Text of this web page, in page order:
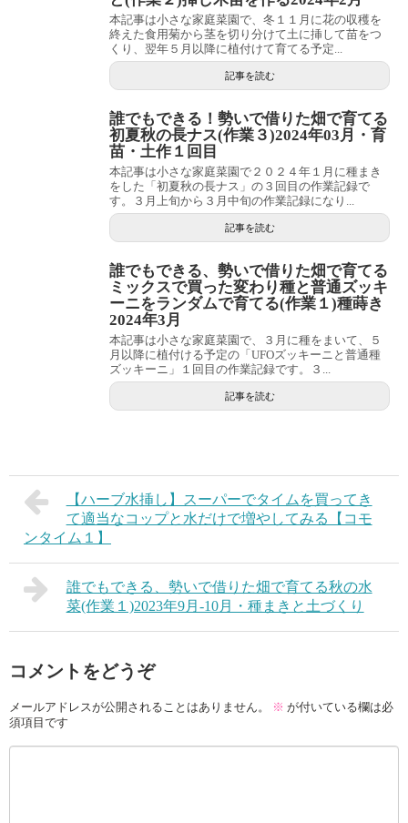
本記事は小さな家庭菜園で、冬１１月に花の収穫を
終えた食用菊から茎を切り分けて土に挿して苗をつ
くり、翌年５月以降に植付けて育てる予定...
記事を読む
誰でもできる！勢いで借りた畑で育てる
初夏秋の長ナス(作業３)2024年03月・育
苗・土作１回目
本記事は小さな家庭菜園で２０２４年１月に種まき
をした「初夏秋の長ナス」の３回目の作業記録で
す。３月上旬から３月中旬の作業記録になり...
記事を読む
誰でもできる、勢いで借りた畑で育てる
ミックスで買った変わり種と普通ズッキ
ーニをランダムで育てる(作業１)種蒔き
2024年3月
本記事は小さな家庭菜園で、３月に種をまいて、５
月以降に植付ける予定の「UFOズッキーニと普通種
ズッキーニ」１回目の作業記録です。３...
記事を読む
【ハーブ水挿し】スーパーでタイムを買ってき
て適当なコップと水だけで増やしてみる【コモ
ンタイム１】
誰でもできる、勢いで借りた畑で育てる秋の水
菜(作業１)2023年9月-10月・種まきと土づくり
コメントをどうぞ
メールアドレスが公開されることはありません。 ※ が付いている欄は必
須項目です